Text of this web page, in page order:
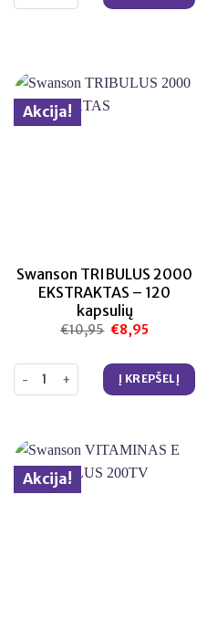
Akcija!
Swanson TRIBULUS 2000
EKSTRAKTAS – 120
kapsulių
€10,95 Original
price
€10,95.
€8,95
€8,95.
produkto kiekis: Swanson
Į KREPŠELĮ
Akcija!